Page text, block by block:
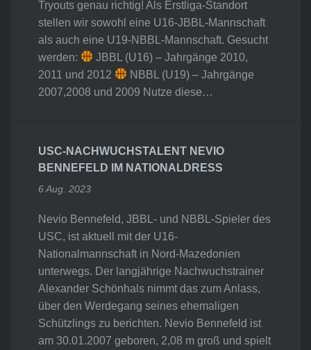
Tryouts genau richtig! Als Erstliga-Standort
stellen wir sowohl eine U16-JBBL-Mannschaft
als auch eine U19-NBBL-Mannschaft. Gesucht
werden:
JBBL (U16) – Jahrgänge 2010,
2011 und 2012
NBBL (U19) – Jahrgänge
2007,2008 und 2009 Nutze diese…
USC-NACHWUCHSTALENT NEVIO
BENNEFELD IM NATIONALDRESS
6 Aug. 2023
Nevio Bennefeld, JBBL- und NBBL-Spieler des
USC, ist aktuell mit der U16-
Nationalmannschaft in Nord-Mazedonien
unterwegs. Der langjährige Nachwuchstrainer
Alexander Schönhals nimmt das zum Anlass,
über den Werdegang seines ehemaligen
Schützlings zu berichten. Nevio Bennefeld ist
am 30.01.2007 geboren, 2,08 m groß und spielt